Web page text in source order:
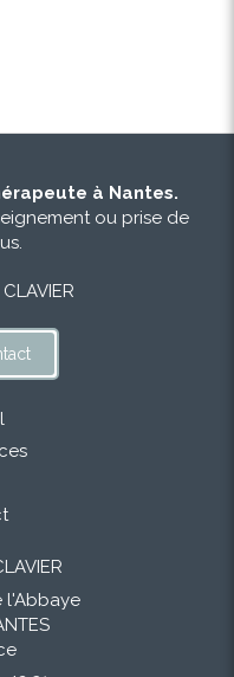
à Nantes.
ou prise de
l'Abbaye